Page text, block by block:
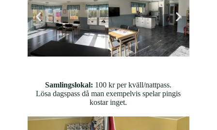
Samlingslokal: 100 kr per kväll/nattpass.
Lösa dagspass då man exempelvis spelar pingis
kostar inget.